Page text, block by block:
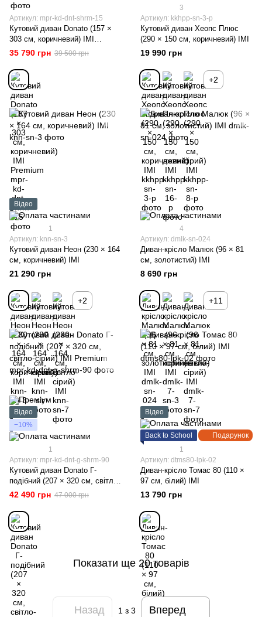
Артикул: mpr-kd-dnt-shrm-15
Кутовий диван Donato (157 ×
303 см, коричневий) IMI
Premium
35 790 грн 39 500 грн
3
Артикул: kkhpp-sn-3-p
Кутовий диван Хеопс Плюс
(290 × 150 см, коричневий) IMI
19 990 грн
+2
Відео
1
Артикул: knn-sn-3
Кутовий диван Неон (230 × 164
см, коричневий) IMI
21 290 грн
+2
4
Артикул: dmlk-sn-024
Диван-крісло Малюк (96 × 81
см, золотистий) IMI
8 690 грн
+11
Відео
−10%
1
Артикул: mpr-kd-dnt-g-shrm-90
Кутовий диван Donato Г-
подібний (207 × 320 см, світло-
сірий) IMI Premium
42 490 грн 47 000 грн
Подарунок
Відео
Back to School
1
Артикул: dtms80-lpk-02
Диван-крісло Томас 80 (110 ×
97 см, білий) ІМІ
13 790 грн
Показати ще 20 товарів
Назад 1 з 3 Вперед